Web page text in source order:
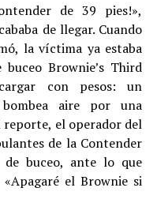
de 39 pies!»,
de llegar. Cuando
la víctima ya estaba
Brownie’s Third
con pesos: un
aire por una
reporte, el operador del
de la Contender
de buceo, ante lo que
el Brownie si